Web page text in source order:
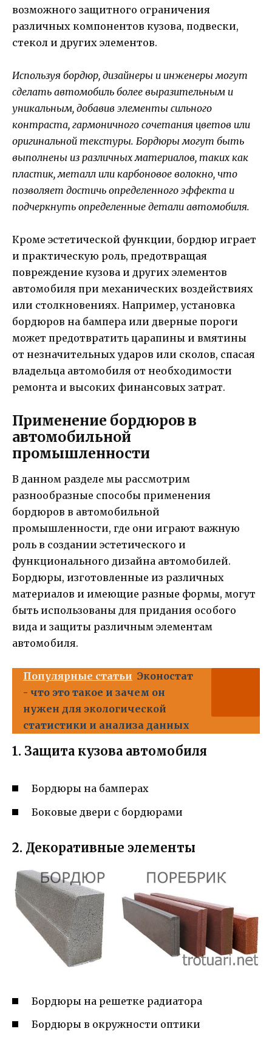
возможного защитного ограничения
различных компонентов кузова, подвески,
стекол и других элементов.
Используя бордюр, дизайнеры и инженеры могут
сделать автомобиль более выразительным и
уникальным, добавив элементы сильного
контраста, гармоничного сочетания цветов или
оригинальной текстуры. Бордюры могут быть
выполнены из различных материалов, таких как
пластик, металл или карбоновое волокно, что
позволяет достичь определенного эффекта и
подчеркнуть определенные детали автомобиля.
Кроме эстетической функции, бордюр играет
и практическую роль, предотвращая
повреждение кузова и других элементов
автомобиля при механических воздействиях
или столкновениях. Например, установка
бордюров на бампера или дверные пороги
может предотвратить царапины и вмятины
от незначительных ударов или сколов, спасая
владельца автомобиля от необходимости
ремонта и высоких финансовых затрат.
Применение бордюров в
автомобильной
промышленности
В данном разделе мы рассмотрим
разнообразные способы применения
бордюров в автомобильной
промышленности, где они играют важную
роль в создании эстетического и
функционального дизайна автомобилей.
Бордюры, изготовленные из различных
материалов и имеющие разные формы, могут
быть использованы для придания особого
вида и защиты различным элементам
автомобиля.
Популярные статьи Эконостат
- что это такое и зачем он
нужен для экологической
статистики и анализа данных
1. Защита кузова автомобиля
Бордюры на бамперах
Боковые двери с бордюрами
2. Декоративные элементы
Бордюры на решетке радиатора
Бордюры в окружности оптики